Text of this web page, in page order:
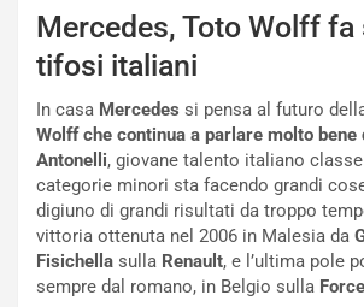
Mercedes, Toto Wolff fa
tifosi italiani
In casa Mercedes si pensa al futuro
Wolff che continua a parlare molto bene
Antonelli, giovane talento italiano
categorie minori sta facendo grandi
digiuno di grandi risultati da troppo
vittoria ottenuta nel 2006 in Malesia da
Fisichella sulla Renault, e l’ultima pole
sempre dal romano, in Belgio sulla
e
V
a
g
g
o
p
o
d
P
a
e
n
z
a